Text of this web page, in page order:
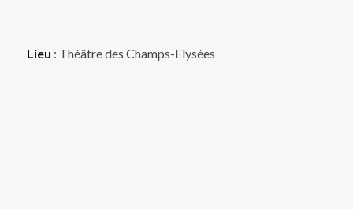
Lieu : Théâtre des Champs-Elysées